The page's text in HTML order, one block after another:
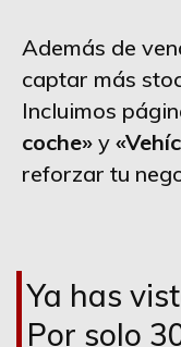
Además de
captar más
Incluimos
coche» y
reforzar tu
Ya has
Por solo